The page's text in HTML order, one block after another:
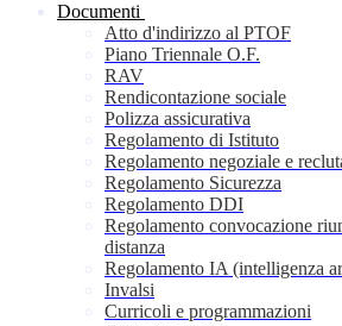
Documenti
Atto d'indirizzo al PTOF
Piano Triennale O.F.
RAV
Rendicontazione sociale
Polizza assicurativa
Regolamento di Istituto
Regolamento negoziale e
Regolamento Sicurezza
Regolamento DDI
Regolamento convocazione
distanza
Regolamento IA (intelligenza
Invalsi
Curricoli e programmazioni